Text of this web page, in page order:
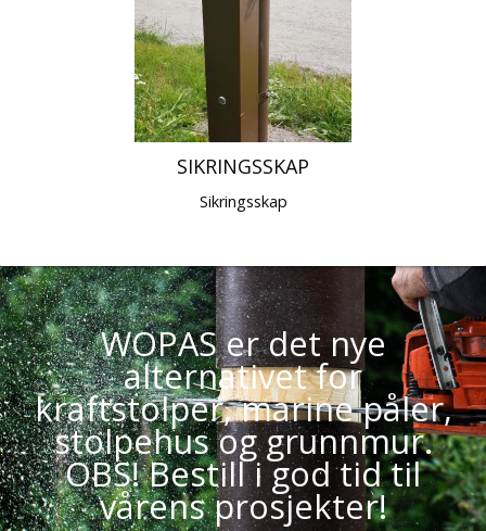
SIKRINGSSKAP
Sikringsskap
WOPAS er det nye
alternativet for
kraftstolper, marine påler,
stolpehus og grunnmur.
OBS! Bestill i god tid til
vårens prosjekter!